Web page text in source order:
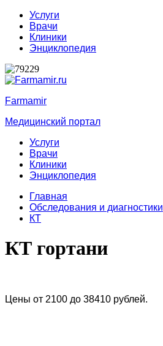
Услуги
Врачи
Клиники
Энциклопедия
Farmamir
Медицинский портал
Услуги
Врачи
Клиники
Энциклопедия
Главная
Обследования и диагностики
КТ
КТ гортани
Цены от 2100 до 38410 рублей.